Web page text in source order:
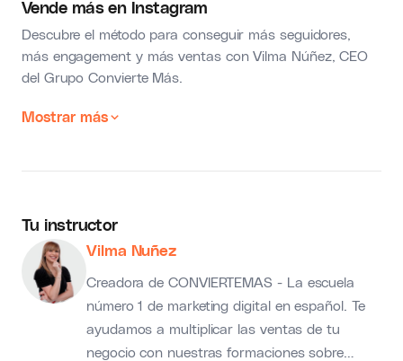
Vende más en Instagram
Descubre el método para conseguir más seguidores,
más engagement y más ventas con Vilma Núñez, CEO
del Grupo Convierte Más.
Mostrar más
Tu instructor
Vilma Nuñez
Creadora de CONVIERTEMAS - La escuela
número 1 de marketing digital en español. Te
ayudamos a multiplicar las ventas de tu
negocio con nuestras formaciones sobre